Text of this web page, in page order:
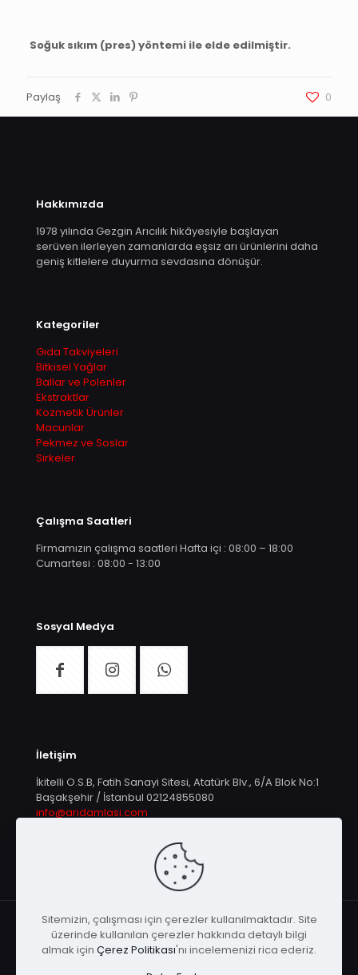
Soğuk sıkım (pres) yöntemi ile elde edilmiştir.
Paylaş 0
Hakkımızda
1978 yılında Gezgin Arıcılık hikâyesiyle başlayan
serüven ilerleyen zamanlarda eşsiz arı ürünlerini daha
geniş kitlelere duyurma sevdasına dönüşür.
Kategoriler
Gıda Takviyeleri
Bitkisel Yağlar
Ballar ve Polenler
Ekstraktlar
Kozmetik Ürünler
Macunlar
Pekmez ve Soslar
Sirkeler
Çalışma Saatleri
Firmamızın çalışma saatleri Hafta içi : 08:00 – 18:00
Cumartesi : 08:00 - 13:00
Sosyal Medya
İletişim
İkitelli O.S.B, Fatih Sanayi Sitesi, Atatürk Blv., 6/A Blok No:1
Başakşehir / İstanbul 02124855080
info@aridamlasi.com
Sitemizin, çalışması için çerezler kullanılmaktadır. Site
üzerinde kullanılan çerezler hakkında detaylı bilgi
almak için Çerez Politikası'nı incelemenizi rica ederiz.